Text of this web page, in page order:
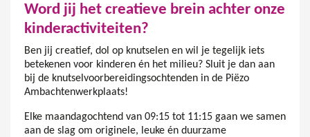
Word jij het creatieve brein achter onze
kinderactiviteiten?
Ben jij creatief, dol op knutselen en wil je tegelijk iets
betekenen voor kinderen én het milieu? Sluit je dan aan
bij de knutselvoorbereidingsochtenden in de Piëzo
Ambachtenwerkplaats!
Elke maandagochtend van 09:15 tot 11:15 gaan we samen
aan de slag om originele, leuke én duurzame